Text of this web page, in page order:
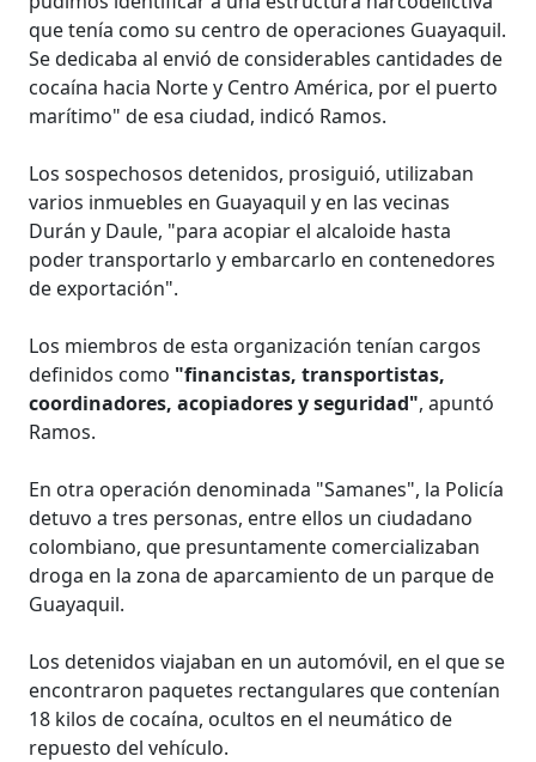
que tenía como su centro de operaciones Guayaquil.
Se dedicaba al envió de considerables cantidades de
cocaína hacia Norte y Centro América, por el puerto
marítimo" de esa ciudad, indicó Ramos.
Los sospechosos detenidos, prosiguió, utilizaban
varios inmuebles en Guayaquil y en las vecinas
Durán y Daule, "para acopiar el alcaloide hasta
poder transportarlo y embarcarlo en contenedores
de exportación".
Los miembros de esta organización tenían cargos
definidos como "financistas, transportistas,
coordinadores, acopiadores y seguridad", apuntó
Ramos.
En otra operación denominada "Samanes", la Policía
detuvo a tres personas, entre ellos un ciudadano
colombiano, que presuntamente comercializaban
droga en la zona de aparcamiento de un parque de
Guayaquil.
Los detenidos viajaban en un automóvil, en el que se
encontraron paquetes rectangulares que contenían
18 kilos de cocaína, ocultos en el neumático de
repuesto del vehículo.